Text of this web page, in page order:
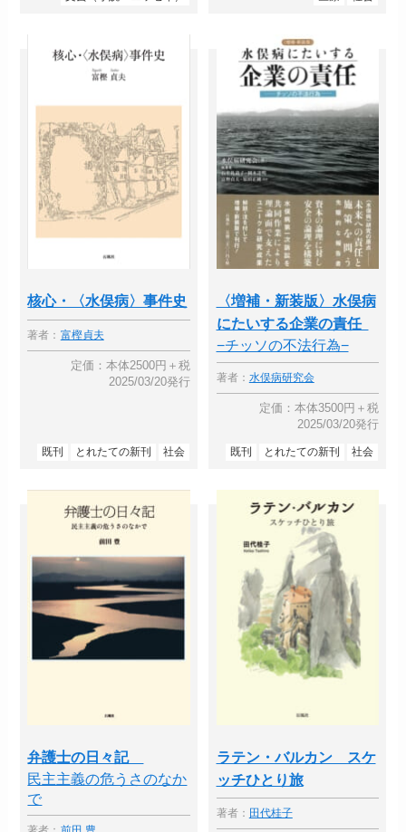
核心・〈水俣病〉事件史
著者： 富樫貞夫
定価：本体2500円＋税
2025/03/20発行
既刊 とれたての新刊 社会
〈増補・新装版〉水俣病
にたいする企業の責任
−チッソの不法行為−
著者： 水俣病研究会
定価：本体3500円＋税
2025/03/20発行
既刊 とれたての新刊 社会
弁護士の日々記
民主主義の危うさのなか
で
ラテン・バルカン スケ
ッチひとり旅
著者： 田代桂子